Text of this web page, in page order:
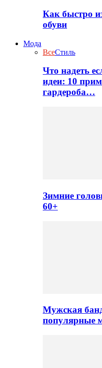
Как быстро
обуви
Мода
ВсеСтиль
Что надеть
идеи: 10
гардероба…
Зимние
60+
Мужская
популярные